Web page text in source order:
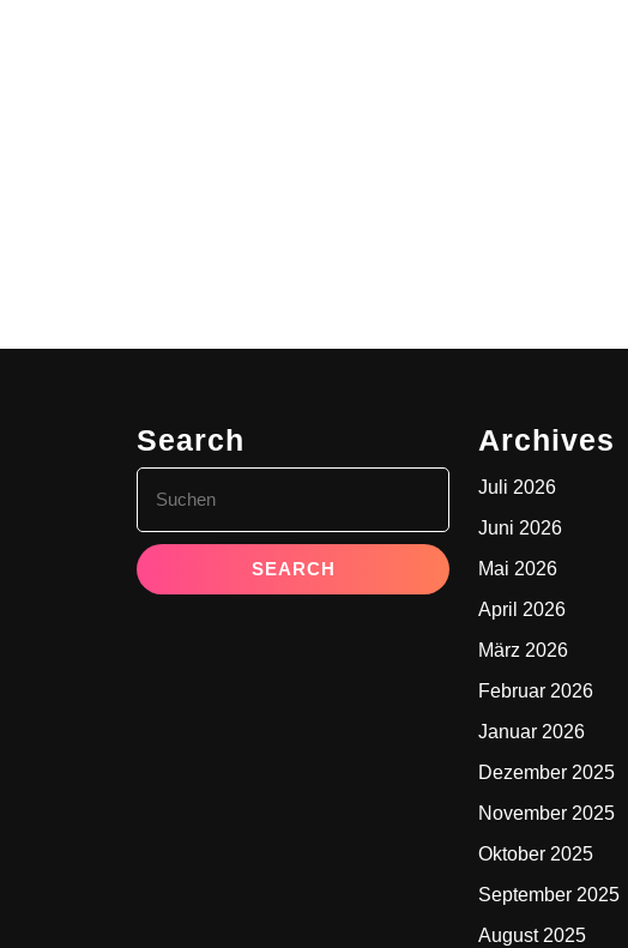
Search
for:
Archives
Juli 2026
Juni 2026
Mai 2026
April 2026
März 2026
Februar 2026
Januar 2026
Dezember 2025
November 2025
Oktober 2025
September 2025
August 2025